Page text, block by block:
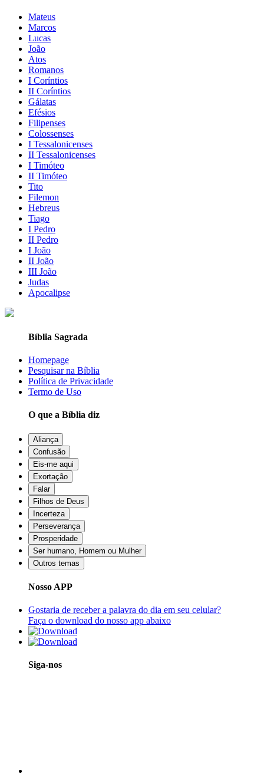
Mateus
Marcos
Lucas
João
Atos
Romanos
I Coríntios
II Coríntios
Gálatas
Efésios
Filipenses
Colossenses
I Tessalonicenses
II Tessalonicenses
I Timóteo
II Timóteo
Tito
Filemon
Hebreus
Tiago
I Pedro
II Pedro
I João
II João
III João
Judas
Apocalipse
Bíblia Sagrada
Homepage
Pesquisar na Bíblia
Política de Privacidade
Termo de Uso
O que a Bíblia diz
Aliança
Confusão
Eis-me aqui
Exortação
Falar
Filhos de Deus
Incerteza
Perseverança
Prosperidade
Ser humano, Homem ou Mulher
Outros temas
Nosso APP
Gostaria de receber a palavra do dia em seu celular?
Faça o download do nosso app abaixo
Siga-nos